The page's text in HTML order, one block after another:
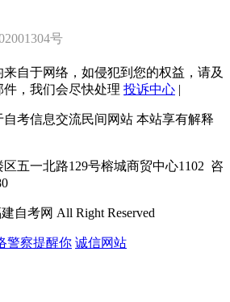
号
自于网络，如侵犯到您的权益，请及
，我们会尽快处理 投诉中心 |
考信息交流民间网站 本站享有解释
五一北路129号榕城商贸中心1102 咨
自考网 All Right Reserved
警察提醒你 诚信网站